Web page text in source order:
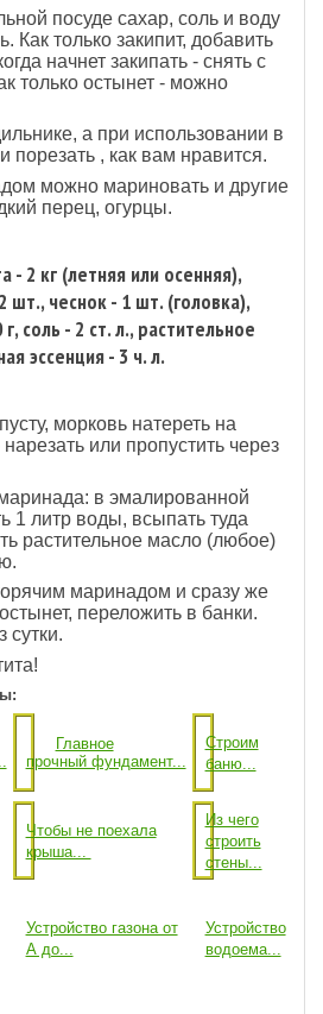
посуде сахар, соль и воду
Как только закипит, добавить
начнет закипать - снять с
только остынет - можно
а при использовании в
порезать , как вам нравится.
можно мариновать и другие
перец, огурцы.
- 2 кг (летняя или осенняя),
шт., чеснок - 1 шт. (головка),
соль - 2 ст. л., растительное
эссенция - 3 ч. л.
морковь натереть на
или пропустить через
в эмалированной
1 литр воды, всыпать туда
растительное масло (любое)
маринадом и сразу же
переложить в банки.
сутки.
Главное
прочный фундамент...
Строим
баню...
Чтобы не поехала
крыша...
Из чего
строить
стены...
Устройство газона от
А до...
Устройство
водоема...